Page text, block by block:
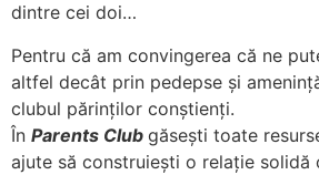
dintre cei doi…
Pentru că am convingerea că ne
altfel decât prin pedepse și
clubul părinților conștienți.
În Parents Club găsești toate
ajute să construiești o relație solidă